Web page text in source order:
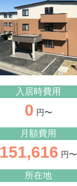
入居時費用
0 円〜
月額費用
151,616 円〜
所在地